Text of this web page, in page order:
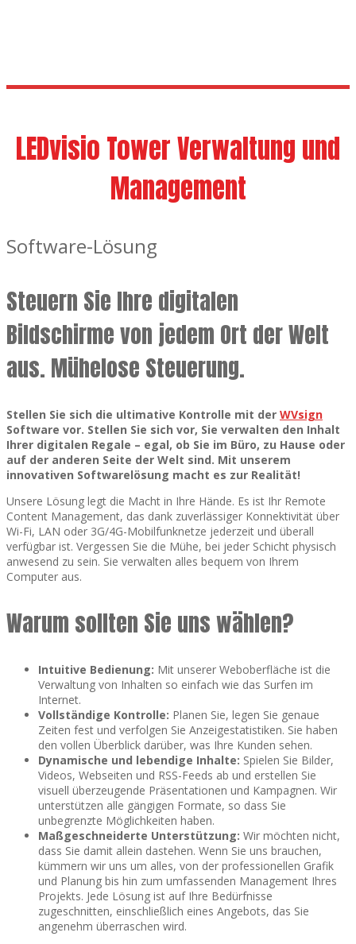
LEDvisio Tower Verwaltung und
Management
Software-Lösung
Steuern Sie Ihre digitalen
Bildschirme von jedem Ort der Welt
aus. Mühelose Steuerung.
Stellen Sie sich die ultimative Kontrolle mit der WVsign
Software vor. Stellen Sie sich vor, Sie verwalten den Inhalt
Ihrer digitalen Regale – egal, ob Sie im Büro, zu Hause oder
auf der anderen Seite der Welt sind. Mit unserem
innovativen Softwarelösung macht es zur Realität!
Unsere Lösung legt die Macht in Ihre Hände. Es ist Ihr Remote
Content Management, das dank zuverlässiger Konnektivität über
Wi-Fi, LAN oder 3G/4G-Mobilfunknetze jederzeit und überall
verfügbar ist. Vergessen Sie die Mühe, bei jeder Schicht physisch
anwesend zu sein. Sie verwalten alles bequem von Ihrem
Computer aus.
Warum sollten Sie uns wählen?
Intuitive Bedienung: Mit unserer Weboberfläche ist die
Verwaltung von Inhalten so einfach wie das Surfen im
Internet.
Vollständige Kontrolle: Planen Sie, legen Sie genaue
Zeiten fest und verfolgen Sie Anzeigestatistiken. Sie haben
den vollen Überblick darüber, was Ihre Kunden sehen.
Dynamische und lebendige Inhalte: Spielen Sie Bilder,
Videos, Webseiten und RSS-Feeds ab und erstellen Sie
visuell überzeugende Präsentationen und Kampagnen. Wir
unterstützen alle gängigen Formate, so dass Sie
unbegrenzte Möglichkeiten haben.
Maßgeschneiderte Unterstützung: Wir möchten nicht,
dass Sie damit allein dastehen. Wenn Sie uns brauchen,
kümmern wir uns um alles, von der professionellen Grafik
und Planung bis hin zum umfassenden Management Ihres
Projekts. Jede Lösung ist auf Ihre Bedürfnisse
zugeschnitten, einschließlich eines Angebots, das Sie
angenehm überraschen wird.